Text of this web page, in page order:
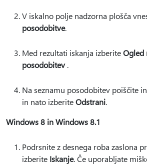
V iskalno polje nadzorna plošča
posodobitve.
Med rezultati iskanja izberiteOgled
posodobitev.
Na seznamu posodobitev poiščite
in nato izberiteOdstrani.
Windows 8 in Windows 8.1
Podrsnite z desnega roba zaslona
izberite Iskanje. Če uporabljate